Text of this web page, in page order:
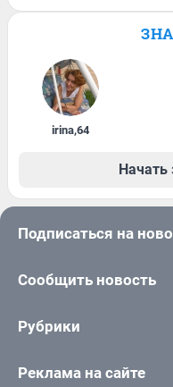
irina,64
Начать
Подписаться на
Сообщить новость
Рубрики
Реклама на сайте